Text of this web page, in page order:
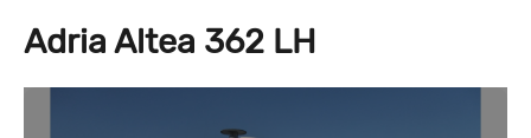
Adria Altea 362 LH